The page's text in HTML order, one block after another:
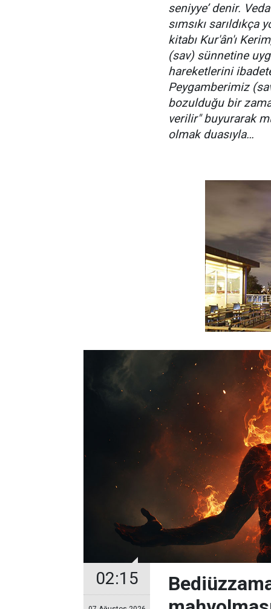
seniyye’ denir.
sımsıkı
kitabı Kur'ân'ı
(sav) sünnetine
hareketlerini
Peygamberimiz
bozulduğu bir
verilir" buyurarak
olmak duasıyla…
02:15